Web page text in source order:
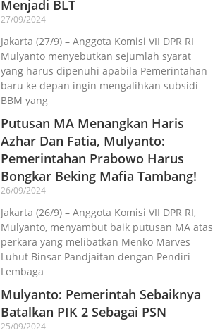
Menjadi BLT
27/09/2024
Jakarta (27/9) – Anggota Komisi VII DPR RI
Mulyanto menyebutkan sejumlah syarat
yang harus dipenuhi apabila Pemerintahan
baru ke depan ingin mengalihkan subsidi
BBM yang
Putusan MA Menangkan Haris
Azhar Dan Fatia, Mulyanto:
Pemerintahan Prabowo Harus
Bongkar Beking Mafia Tambang!
26/09/2024
Jakarta (26/9) – Anggota Komisi VII DPR RI,
Mulyanto, menyambut baik putusan MA atas
perkara yang melibatkan Menko Marves
Luhut Binsar Pandjaitan dengan Pendiri
Lembaga
Mulyanto: Pemerintah Sebaiknya
Batalkan PIK 2 Sebagai PSN
25/09/2024